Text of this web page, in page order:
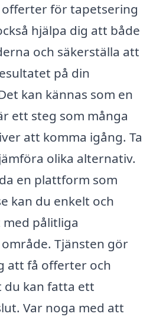
för tapetsering
hjälpa dig att både
och säkerställa att
på din
kan kännas som en
ett steg som många
att komma igång. Ta
olika alternativ.
en plattform som
kan du enkelt och
pålitliga
Tjänsten gör
att få offerter och
du kan fatta ett
Var noga med att